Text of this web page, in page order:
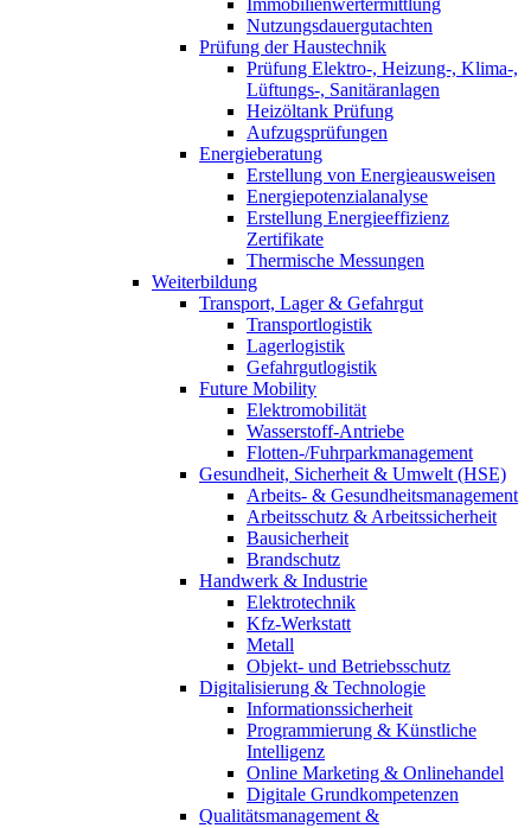
Nutzungsdauergutachten
Prüfung der Haustechnik
Prüfung Elektro-, Heizung-, Klima-,
Lüftungs-, Sanitäranlagen
Heizöltank Prüfung
Aufzugsprüfungen
Energieberatung
Erstellung von Energieausweisen
Energiepotenzialanalyse
Erstellung Energieeffizienz
Zertifikate
Thermische Messungen
Weiterbildung
Transport, Lager & Gefahrgut
Transportlogistik
Lagerlogistik
Gefahrgutlogistik
Future Mobility
Elektromobilität
Wasserstoff-Antriebe
Flotten-/Fuhrparkmanagement
Gesundheit, Sicherheit & Umwelt (HSE)
Arbeits- & Gesundheitsmanagement
Arbeitsschutz & Arbeitssicherheit
Bausicherheit
Brandschutz
Handwerk & Industrie
Elektrotechnik
Kfz-Werkstatt
Metall
Objekt- und Betriebsschutz
Digitalisierung & Technologie
Informationssicherheit
Programmierung & Künstliche
Intelligenz
Online Marketing & Onlinehandel
Digitale Grundkompetenzen
Qualitätsmanagement &